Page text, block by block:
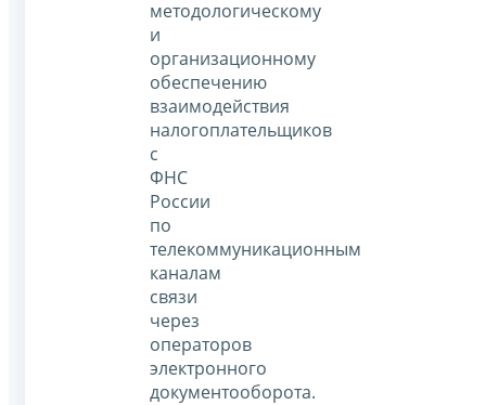
методологическому
и
организационному
обеспечению
взаимодействия
налогоплательщиков
с
ФНС
России
по
телекоммуникационным
каналам
связи
через
операторов
электронного
документооборота.